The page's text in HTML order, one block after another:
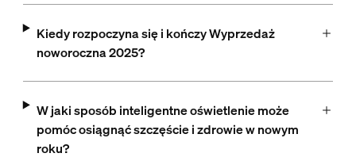
Kiedy rozpoczyna się i kończy Wyprzedaż
noworoczna 2025?
W jaki sposób inteligentne oświetlenie może
pomóc osiągnąć szczęście i zdrowie w nowym
roku?